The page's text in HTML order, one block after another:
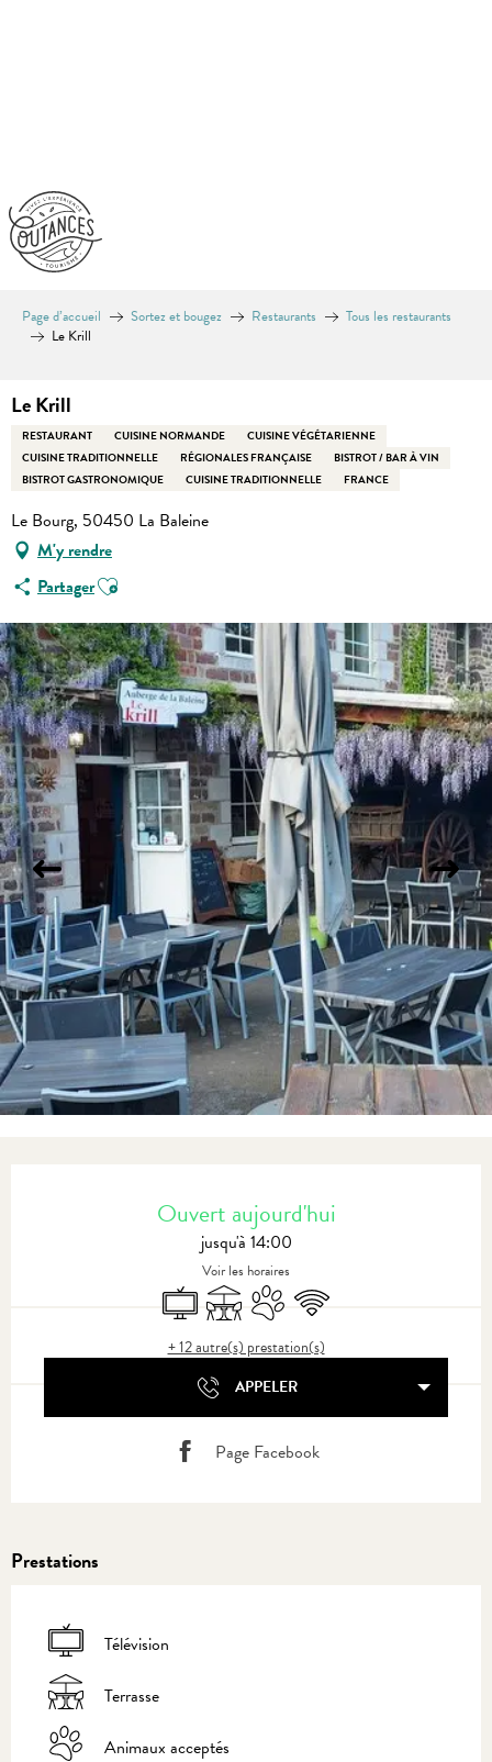
Page d’accueil Sortez et bougez Restaurants
Tous les restaurants
Le Krill
Le Krill
RESTAURANT CUISINE NORMANDE
CUISINE VÉGÉTARIENNE
CUISINE TRADITIONNELLE
RÉGIONALES FRANÇAISE
BISTROT / BAR À VIN
BISTROT GASTRONOMIQUE
CUISINE TRADITIONNELLE FRANCE
Le Bourg, 50450 La Baleine
M'y rendre
PartagerAjouter aux favoris
Ouvert aujourd'hui
jusqu'à 14:00
Voir les horaires
TélévisionTerrasseAnimaux acceptés
WiFi
+ 12 autre(s) prestation(s)
APPELER
Page Facebook
Prestations
Télévision
Terrasse
Animaux acceptés